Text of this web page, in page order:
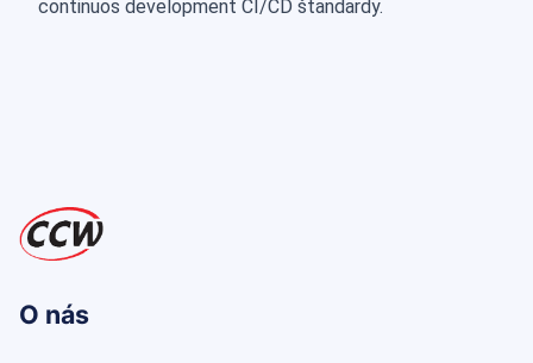
continuos development CI/CD štandardy.
O nás